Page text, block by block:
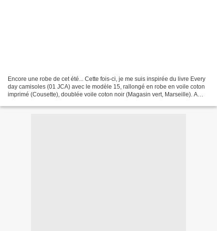
Encore une robe de cet été... Cette fois-ci, je me suis inspirée du livre Every
day camisoles (01 JCA) avec le modèle 15, rallongé en robe en voile coton
imprimé (Cousette), doublée voile coton noir (Magasin vert, Marseille). A